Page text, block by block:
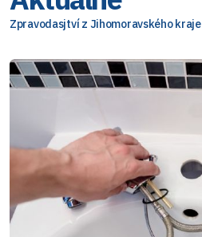
Zpravodasjtví z Jihomoravského kraje